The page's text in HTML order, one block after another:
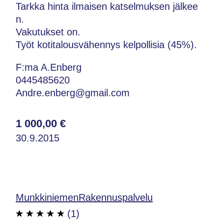
Tarkka hinta ilmaisen katselmuksen jälkee
n.
Vakutukset on.
Työt kotitalousvähennys kelpollisia (45%).
F:ma A.Enberg
0445485620
Andre.enberg@gmail.com
1 000,00 €
30.9.2015
MunkkiniemenRakennuspalvelu
(1)